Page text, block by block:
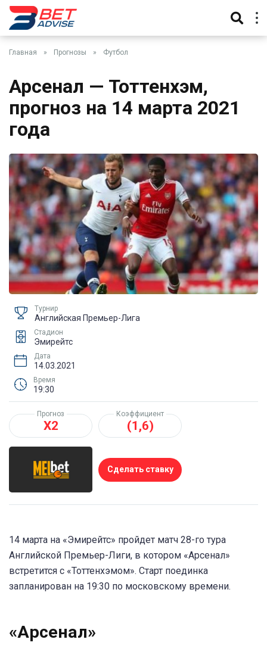
Главная » Прогнозы » Футбол
Арсенал — Тоттенхэм,
прогноз на 14 марта 2021
года
Турнир
Английская Премьер-Лига
Стадион
Эмирейтс
Дата
14.03.2021
Время
19:30
Прогноз
Х2
Коэффициент
(1,6)
Сделать ставку
14 марта на «Эмирейтс» пройдет матч 28-го тура
Английской Премьер-Лиги, в котором «Арсенал»
встретится с «Тоттенхэмом». Старт поединка
запланирован на 19:30 по московскому времени.
«Арсенал»